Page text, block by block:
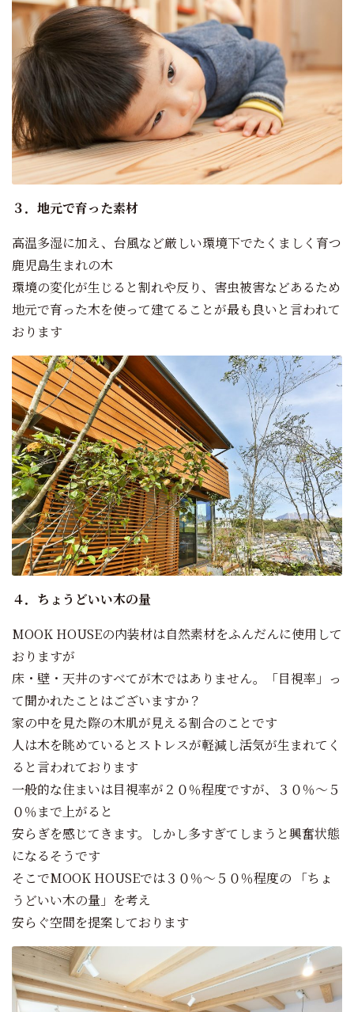
３．地元で育った素材
高温多湿に加え、台風など厳しい環境下でたくましく育つ
鹿児島生まれの木
環境の変化が生じると割れや反り、害虫被害などあるため
地元で育った木を使って建てることが最も良いと言われて
おります
４．ちょうどいい木の量
MOOK HOUSEの内装材は自然素材をふんだんに使用して
おりますが
床・壁・天井のすべてが木ではありません。「目視率」っ
て聞かれたことはございますか？
家の中を見た際の木肌が見える割合のことです
人は木を眺めているとストレスが軽減し活気が生まれてく
ると言われております
一般的な住まいは目視率が２０％程度ですが、３０％～５
０％まで上がると
安らぎを感じてきます。しかし多すぎてしまうと興奮状態
になるそうです
そこでMOOK HOUSEでは３０％～５０％程度の 「ちょ
うどいい木の量」を考え
安らぐ空間を提案しております